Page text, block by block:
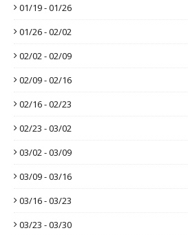
01/19 - 01/26
01/26 - 02/02
02/02 - 02/09
02/09 - 02/16
02/16 - 02/23
02/23 - 03/02
03/02 - 03/09
03/09 - 03/16
03/16 - 03/23
03/23 - 03/30